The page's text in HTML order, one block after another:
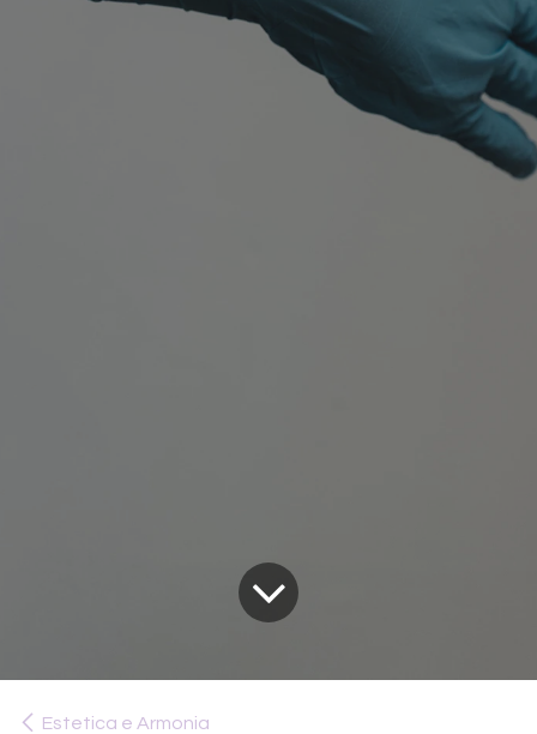
Estetica e Armonia